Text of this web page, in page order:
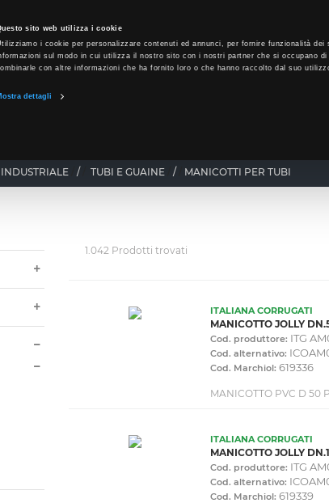
sito web utilizza i cookie
i cookie per personalizzare contenuti ed annunci, per fornire funzionalità
sul modo in cui utilizza il nostro sito con i nostri partner che si occupano
con altre informazioni che ha fornito loro o che hanno raccolto dal suo
dettagli
/ TUBI E GUAINE / MANICOTTI PER TUBI
1.042 Prodotti trovati
ITALIANA CORRUGATI
MANICOTTO JOLLY
Cod. produttore: ITG
Cod. alternativo:
Cod. Marchiol: 619336
MANICOTTO PVC D 50
ITALIANA CORRUGATI
MANICOTTO JOLLY
Cod. produttore: ITG
Cod. alternativo:
Cod. Marchiol: 619339